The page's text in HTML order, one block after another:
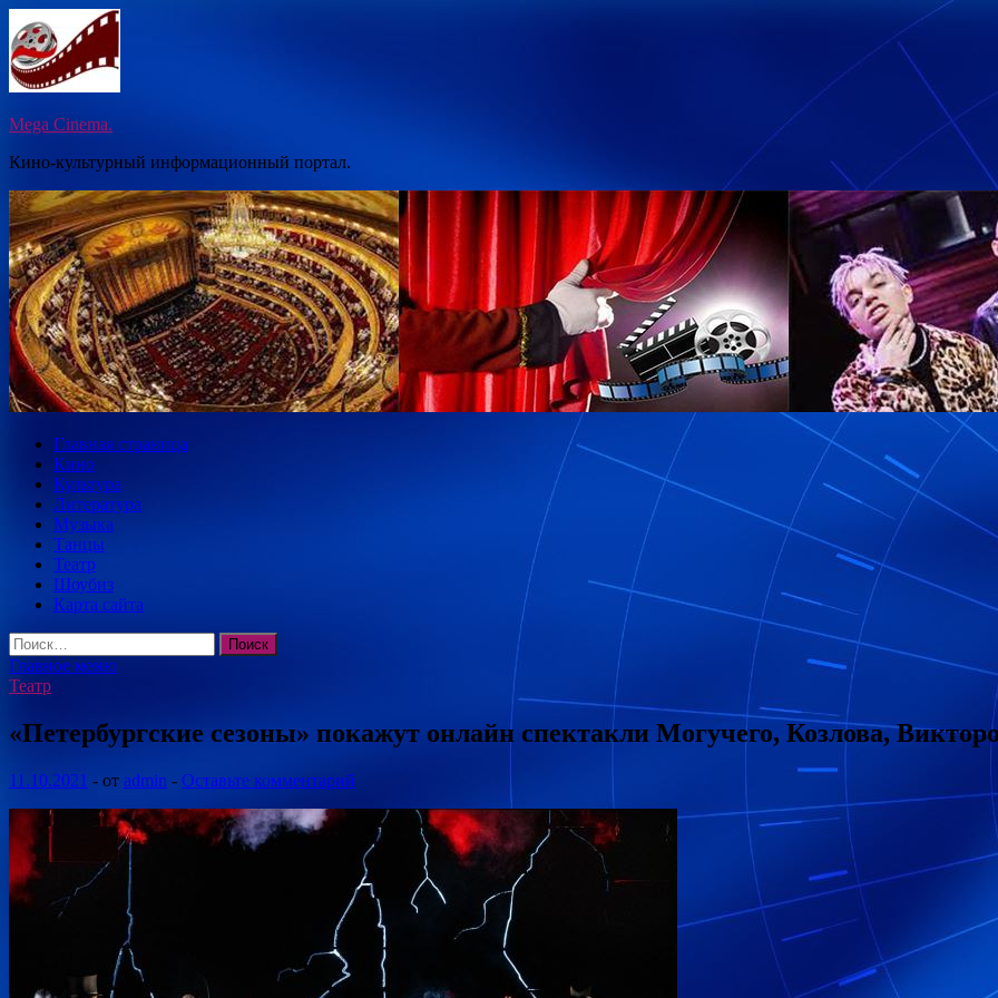
Перейти
к
содержимому
Mega Cinema.
Кино-культурный информационный портал.
Главная страница
Кино
Культура
Литература
Музыка
Танцы
Театр
Шоубиз
Карта сайта
Найти:
Главное меню
Театр
«Петербургские сезоны» покажут онлайн спектакли Могучего, Козлова,
11.10.2021 - от admin - Оставьте комментарий